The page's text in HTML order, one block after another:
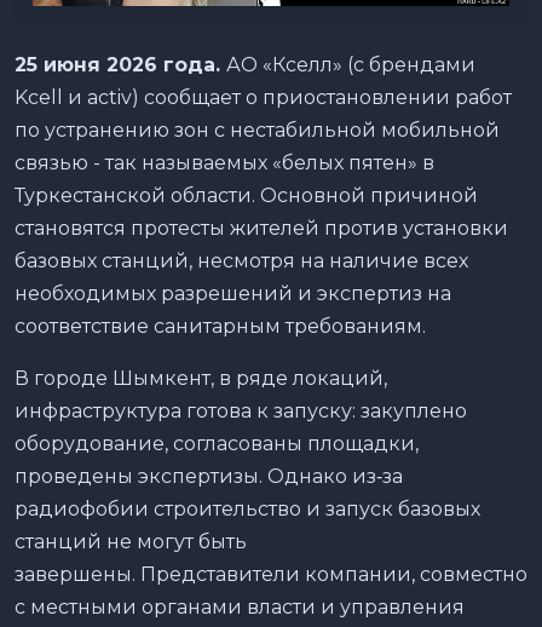
25 июня 2026 года. АО «Кселл» (с брендами
Kcell и activ) сообщает о приостановлении работ
по устранению зон с нестабильной мобильной
связью - так называемых «белых пятен» в
Туркестанской области. Основной причиной
становятся протесты жителей против установки
базовых станций, несмотря на наличие всех
необходимых разрешений и экспертиз на
соответствие санитарным требованиям.
В городе Шымкент, в ряде локаций,
инфраструктура готова к запуску: закуплено
оборудование, согласованы площадки,
проведены экспертизы. Однако из‑за
радиофобии строительство и запуск базовых
станций не могут быть
завершены. Представители компании, совместно
с местными органами власти и управления